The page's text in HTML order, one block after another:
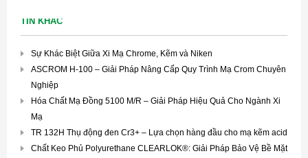
TIN KHÁC
Sự Khác Biệt Giữa Xi Mạ Chrome, Kẽm và Niken
ASCROM H-100 – Giải Pháp Nâng Cấp Quy Trình Mạ Crom Chuyên
Nghiệp
Hóa Chất Mạ Đồng 5100 M/R – Giải Pháp Hiệu Quả Cho Ngành Xi
Mạ
TR 132H Thụ động đen Cr3+ – Lựa chọn hàng đầu cho mạ kẽm acid
Chất Keo Phủ Polyurethane CLEARLOK®: Giải Pháp Bảo Vệ Bề Mặt